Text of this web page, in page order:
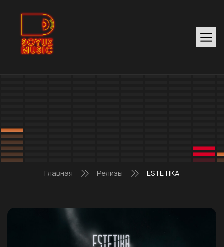
Главная Релизы ESTETIKA